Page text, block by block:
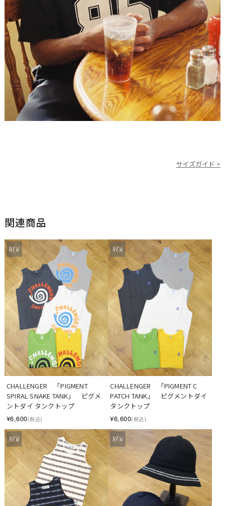
サイズガイド >
関連商品
CHALLENGER　「PIGMENT
SPIRAL SNAKE TANK」　ピグメ
ントダイ タンクトップ
¥6,600(税込)
CHALLENGER　「PIGMENT C
PATCH TANK」　ピグメントダイ
タンクトップ
¥6,600(税込)